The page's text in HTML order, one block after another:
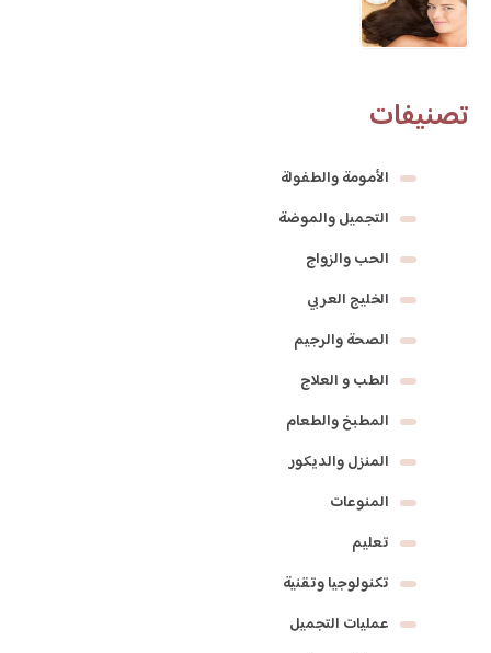
تصنيفات
الأمومة والطفولة
التجميل والموضة
الحب والزواج
الخليج العربي
الصحة والرجيم
الطب و العلاج
المطبخ والطعام
المنزل والديكور
المنوعات
تعليم
تكنولوجيا وتقنية
عمليات التجميل